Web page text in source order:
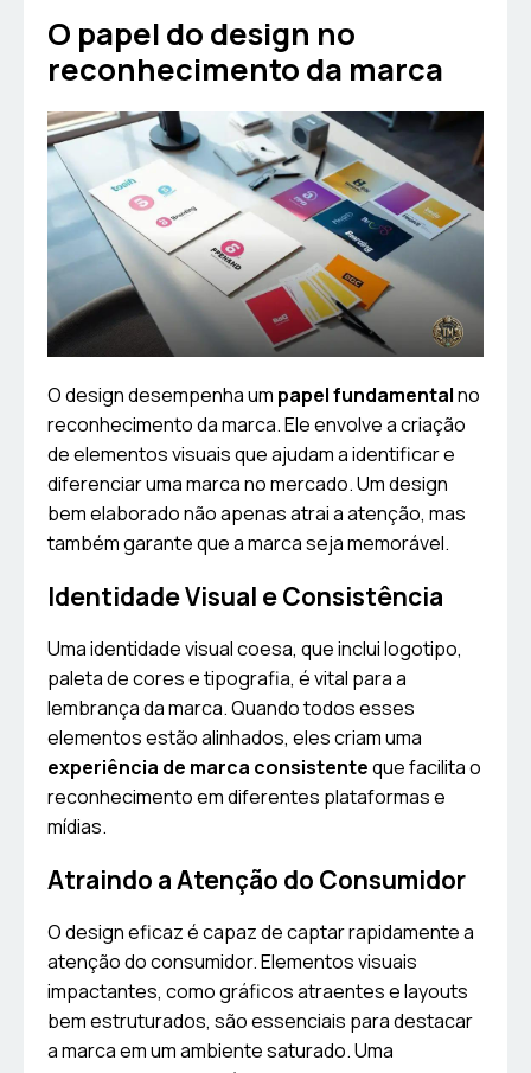
O papel do design no
reconhecimento da marca
O design desempenha um papel fundamentalno
reconhecimento da marca. Ele envolve a criação
de elementos visuais que ajudam a identificar e
diferenciar uma marca no mercado. Um design
bem elaborado não apenas atrai a atenção, mas
também garante que a marca seja memorável.
Identidade Visual e Consistência
Uma identidade visual coesa, que inclui logotipo,
paleta de cores e tipografia, é vital para a
lembrança da marca. Quando todos esses
elementos estão alinhados, eles criam uma
experiência de marca consistenteque facilita o
reconhecimento em diferentes plataformas e
mídias.
Atraindo a Atenção do Consumidor
O design eficaz é capaz de captar rapidamente a
atenção do consumidor. Elementos visuais
impactantes, como gráficos atraentes e layouts
bem estruturados, são essenciais para destacar
a marca em um ambiente saturado. Uma